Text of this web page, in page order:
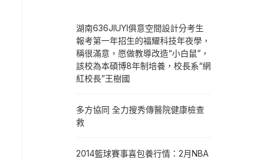
湖南636JIUYI俱意空間設計分考生
報考第一年招生的福耀科技年夜學，
稱很滿意，愿做教導改造“小白鼠”，
該校為本碩博8年制培養，校長系“網
紅校長”王樹國
多方協同 全力搜秀傳醫院健康檢查
救
2014籃球賽事喜包養行情：2月NBA